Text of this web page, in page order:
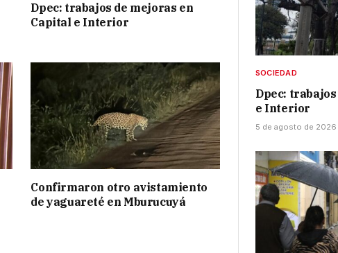
Dpec: trabajos de mejoras en
Capital e Interior
Confirmaron otro avistamiento
de yaguareté en Mburucuyá
SOCIEDAD
Dpec:
e Interior
5 de agosto de 2026